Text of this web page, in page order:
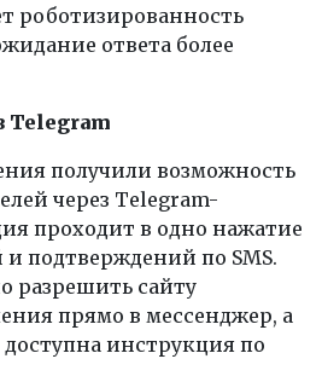
роботизированность
ответа более
Telegram
получили возможность
через Telegram-
проходит в одно нажатие
и подтверждений по SMS.
разрешить сайту
прямо в мессенджер, а
инструкция по